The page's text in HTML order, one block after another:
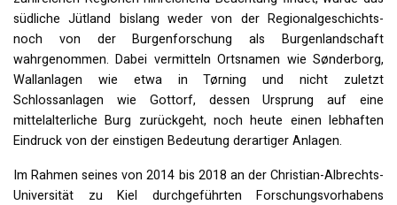
südliche Jütland bislang weder von der Regionalgeschichts-
noch von der Burgenforschung als Burgenlandschaft
wahrgenommen. Dabei vermitteln Ortsnamen wie Sønderborg,
Wallanlagen wie etwa in Tørning und nicht zuletzt
Schlossanlagen wie Gottorf, dessen Ursprung auf eine
mittelalterliche Burg zurückgeht, noch heute einen lebhaften
Eindruck von der einstigen Bedeutung derartiger Anlagen.
Im Rahmen seines von 2014 bis 2018 an der Christian-Albrechts-
Universität zu Kiel durchgeführten Forschungsvorhabens